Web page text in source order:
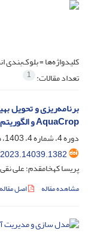
کلیدواژه‌ها =بلوک‌بندی
تعداد مقالات: 1
برنامه‌ریزی و تحویل
AquaCrop و الگوریتم ژنتیک
دوره 4، شماره 4، 1403، صفحه
پریسا کهخامقدم؛ علی
مشاهده مقاله اصل مقاله